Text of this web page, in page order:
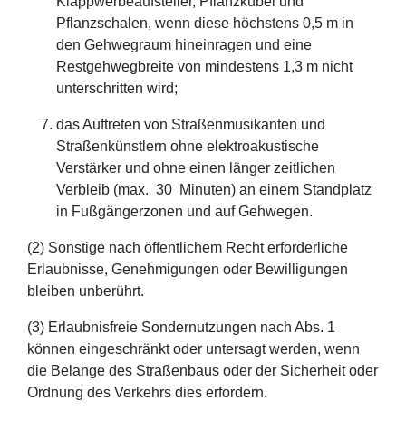
Pflanzschalen, wenn diese höchstens 0,5 m in
den Gehwegraum hineinragen und eine
Restgehwegbreite von mindestens 1,3 m nicht
unterschritten wird;
das Auftreten von Straßenmusikanten und
Straßenkünstlern ohne elektroakustische
Verstärker und ohne einen länger zeitlichen
Verbleib (max. 30 Minuten) an einem Standplatz
in Fußgängerzonen und auf Gehwegen.
(2) Sonstige nach öffentlichem Recht erforderliche
Erlaubnisse, Genehmigungen oder Bewilligungen
bleiben unberührt.
(3) Erlaubnisfreie Sondernutzungen nach Abs. 1
können eingeschränkt oder untersagt werden, wenn
die Belange des Straßenbaus oder der Sicherheit oder
Ordnung des Verkehrs dies erfordern.